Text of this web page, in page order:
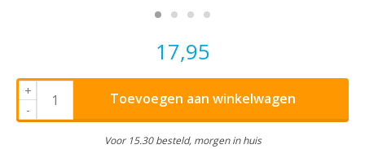
17,95
+
-
Toevoegen aan winkelwagen
Voor 15.30 besteld, morgen in huis